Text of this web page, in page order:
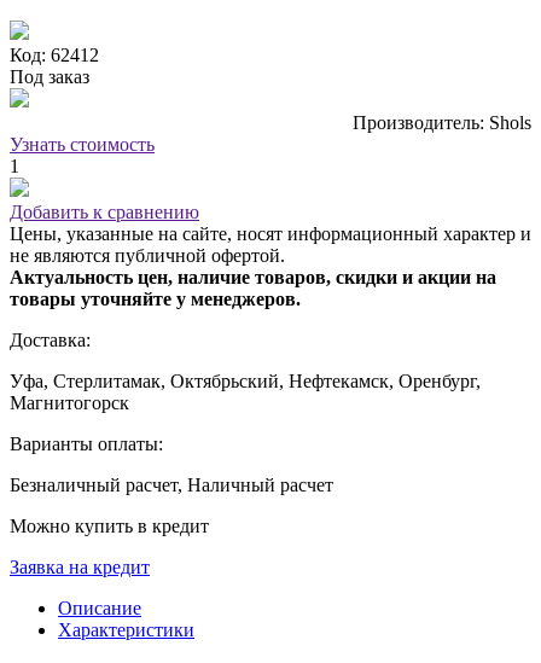
Код: 62412
Под заказ
Производитель: Shols
Узнать стоимость
1
Добавить к сравнению
Цены, указанные на сайте, носят информационный характер и
не являются публичной офертой.
Актуальность цен, наличие товаров, скидки и акции на
товары уточняйте у менеджеров.
Доставка:
Уфа, Стерлитамак, Октябрьский, Нефтекамск, Оренбург,
Магнитогорск
Варианты оплаты:
Безналичный расчет, Наличный расчет
Можно купить в кредит
Заявка на кредит
Описание
Характеристики